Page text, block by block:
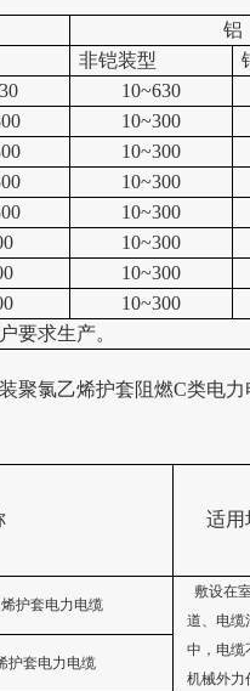
铝
非铠装型
10~630
10~300
10~300
10~300
10~300
10~300
10~300
10~300
要求生产。
聚氯乙烯护套阻燃C类电力
适用
护套电力电缆
敷设在
道、电缆
中，电缆
机械外力
护套电力电缆